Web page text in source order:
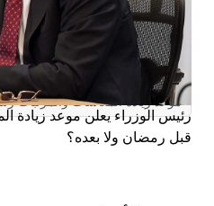
زيادة المعاشات قبل رمضان ولا
موعد التنفيذ رسميًا في هذا
رئيس الوزراء يعلن موعد زيادة
قبل رمضان ولا بعده؟
أخبار البلد المعاشات خدمات
زيادة المعاشات والمرتبات
موعد زيادة المعاشات والمرتبات
موعد زيادة المعاشات والمرتبات